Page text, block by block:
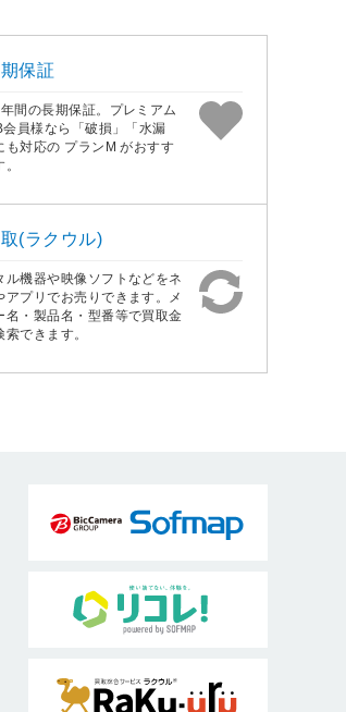
保証
間の長期保証。プレミアム
員様なら「破損」「水漏
も対応の プランM がおすす
(ラクウル)
ル機器や映像ソフトなどをネ
アプリでお売りできます。メ
名・製品名・型番等で買取金
索できます。